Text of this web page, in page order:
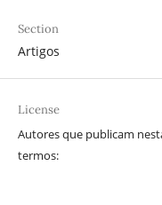
Section
Artigos
License
Autores que publicam
termos: